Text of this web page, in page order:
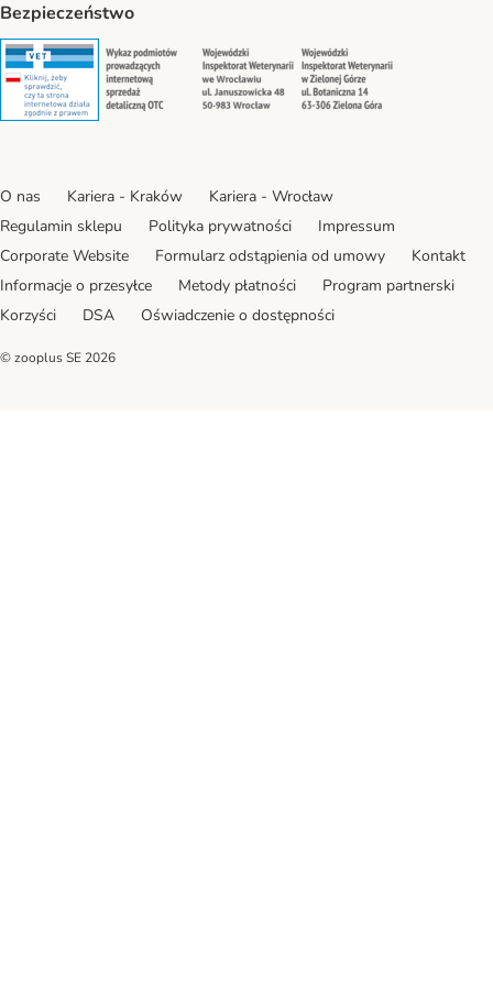
Bezpieczeństwo
Security Security Security
O nas Kariera - Kraków
Kariera - Wrocław
Regulamin sklepu
Polityka prywatności
Impressum
Corporate Website
Formularz odstąpienia od umowy
Kontakt
Informacje o przesyłce
Metody płatności
Program partnerski
Korzyści
DSA Oświadczenie o dostępności
© zooplus SE 2026